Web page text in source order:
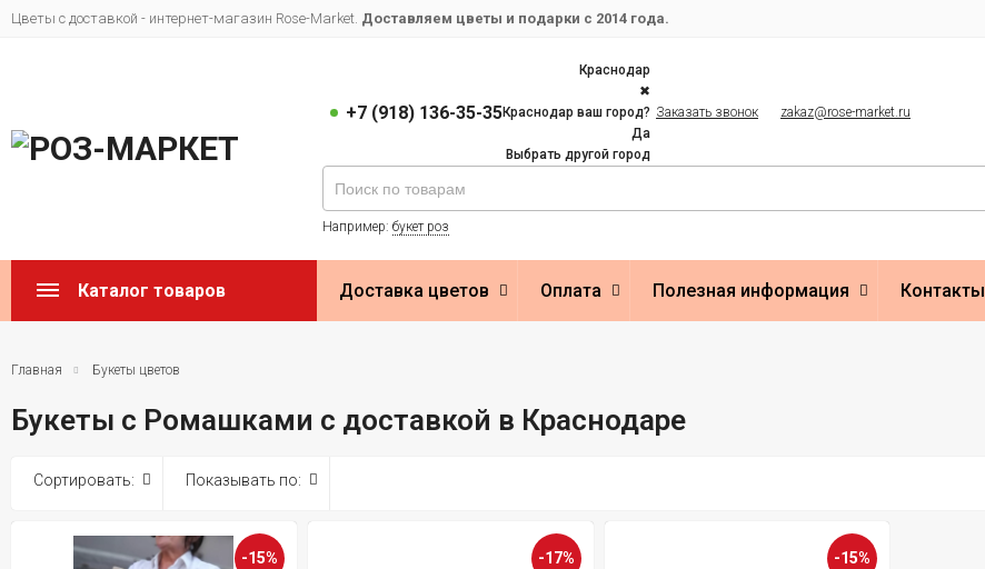
Цветы с доставкой - интернет-магазин Rose-Market. Доставляем цветы и подарки с 2014 года.
+7 (918) 136-35-35
Краснодар
✖
Краснодар ваш город?
Да
Выбрать другой город
Заказать звонок zakaz@rose-market.ru
Например: букет роз
Каталог товаров Доставка цветов Оплата Полезная информация Контакты
Главная Букеты цветов
Букеты с Ромашками с доставкой в Краснодаре
Сортировать: Показывать по:
-15% -17% -15%